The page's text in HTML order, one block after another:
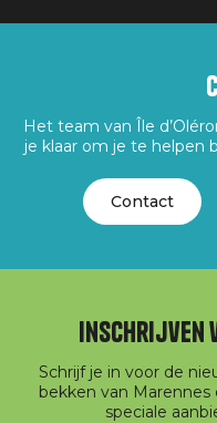
Het team van Île
je klaar om je te helpen
Contact
Inschrijven
Schrijf je in voor de
bekken van Marennes
speciale